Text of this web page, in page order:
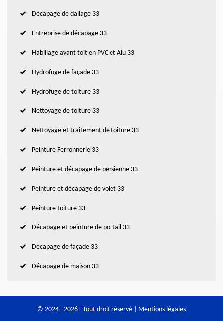
Décapage de dallage 33
Entreprise de décapage 33
Habillage avant toit en PVC et Alu 33
Hydrofuge de façade 33
Hydrofuge de toiture 33
Nettoyage de toiture 33
Nettoyage et traitement de toiture 33
Peinture Ferronnerie 33
Peinture et décapage de persienne 33
Peinture et décapage de volet 33
Peinture toiture 33
Décapage et peinture de portail 33
Décapage de façade 33
Décapage de maison 33
© 2024 - 2026 - Tout droit réservé | Mentions légales